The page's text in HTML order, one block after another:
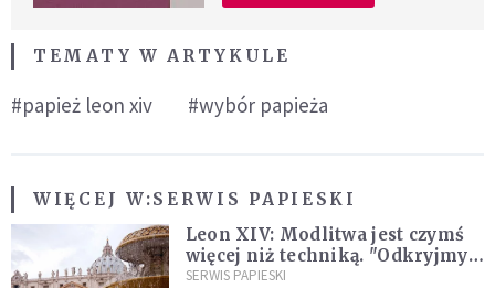
TEMATY W ARTYKULE
#papież leon xiv #wybór papieża
WIĘCEJ W:SERWIS PAPIESKI
Leon XIV: Modlitwa jest czymś
więcej niż techniką. "Odkryjmy
ją na nowo"
SERWIS PAPIESKI